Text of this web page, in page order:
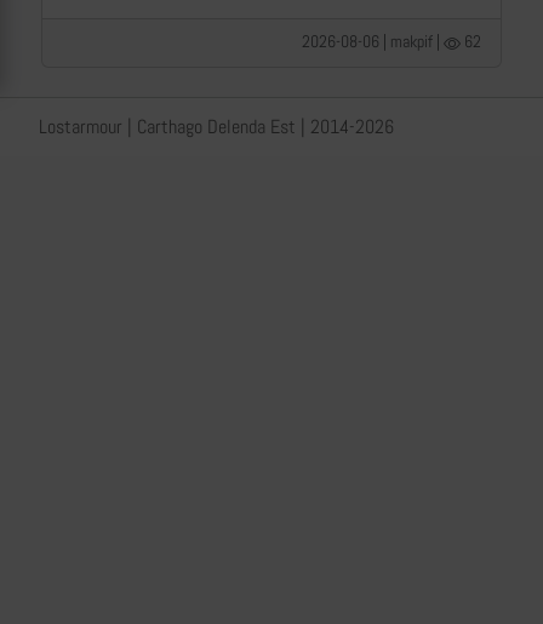
2026-08-06 | makpif | 62
Lostarmour | Carthago Delenda Est | 2014-2026